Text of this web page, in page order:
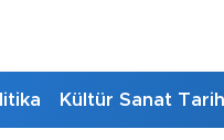
Kültür Sanat Tarih